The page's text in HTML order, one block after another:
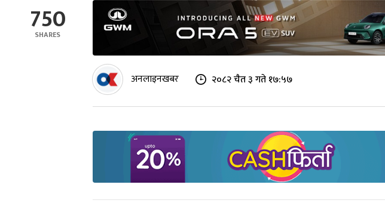
750
SHARES
अनलाइनखबर २०८२ चैत ३ गते १७:५७